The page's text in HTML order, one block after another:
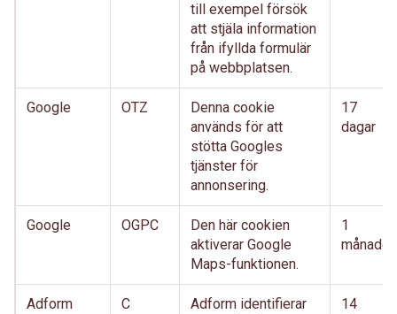
till exempel försök
att stjäla information
från ifyllda formulär
på webbplatsen.
Google OTZ
Denna cookie
används för att
stötta Googles
tjänster för
annonsering.
17
dagar
Google OGPC
Den här cookien
aktiverar Google
Maps-funktionen.
1
månader
Adform C
Adform identifierar
14